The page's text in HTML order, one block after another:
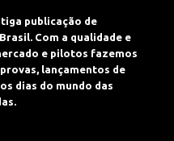
publicação de
Com a qualidade e
e pilotos fazemos
lançamentos de
dias do mundo das